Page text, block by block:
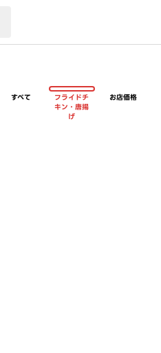
すべて
フライドチ
キン・唐揚
げ
お店価格